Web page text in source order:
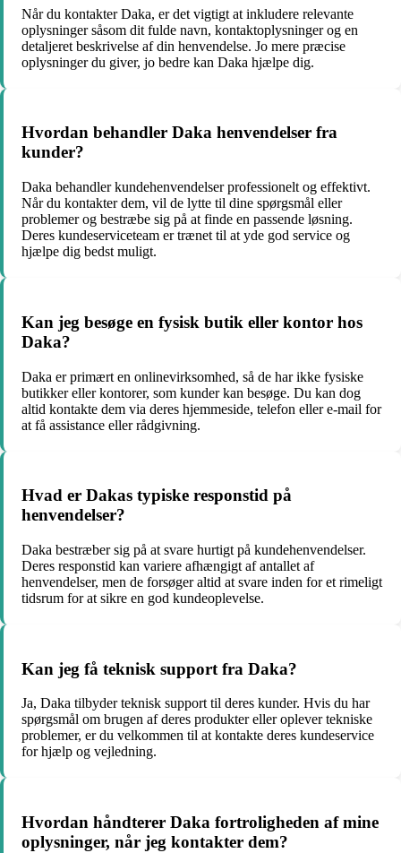
Når du kontakter Daka, er det vigtigt at inkludere relevante
oplysninger såsom dit fulde navn, kontaktoplysninger og en
detaljeret beskrivelse af din henvendelse. Jo mere præcise
oplysninger du giver, jo bedre kan Daka hjælpe dig.
Hvordan behandler Daka henvendelser fra
kunder?
Daka behandler kundehenvendelser professionelt og effektivt.
Når du kontakter dem, vil de lytte til dine spørgsmål eller
problemer og bestræbe sig på at finde en passende løsning.
Deres kundeserviceteam er trænet til at yde god service og
hjælpe dig bedst muligt.
Kan jeg besøge en fysisk butik eller kontor hos
Daka?
Daka er primært en onlinevirksomhed, så de har ikke fysiske
butikker eller kontorer, som kunder kan besøge. Du kan dog
altid kontakte dem via deres hjemmeside, telefon eller e-mail for
at få assistance eller rådgivning.
Hvad er Dakas typiske responstid på
henvendelser?
Daka bestræber sig på at svare hurtigt på kundehenvendelser.
Deres responstid kan variere afhængigt af antallet af
henvendelser, men de forsøger altid at svare inden for et rimeligt
tidsrum for at sikre en god kundeoplevelse.
Kan jeg få teknisk support fra Daka?
Ja, Daka tilbyder teknisk support til deres kunder. Hvis du har
spørgsmål om brugen af deres produkter eller oplever tekniske
problemer, er du velkommen til at kontakte deres kundeservice
for hjælp og vejledning.
Hvordan håndterer Daka fortroligheden af mine
oplysninger, når jeg kontakter dem?